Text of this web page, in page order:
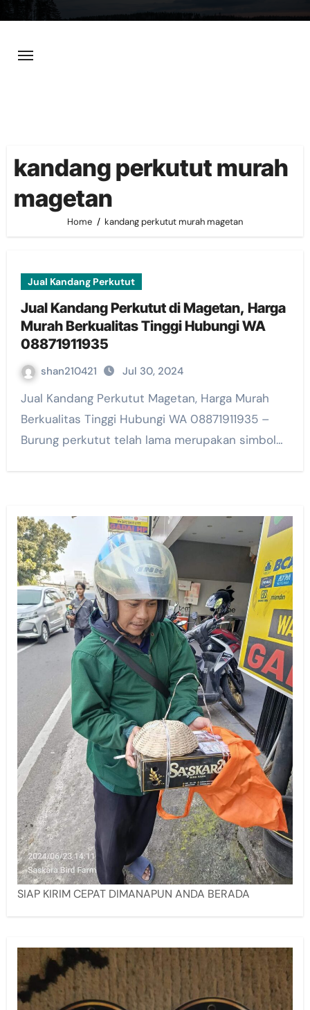
content
kandang perkutut murah
magetan
Home kandang perkutut murah magetan
Jual Kandang Perkutut
Jual Kandang Perkutut di Magetan, Harga
Murah Berkualitas Tinggi Hubungi WA
08871911935
shan210421 Jul 30, 2024
Jual Kandang Perkutut Magetan, Harga Murah
Berkualitas Tinggi Hubungi WA 08871911935 –
Burung perkutut telah lama merupakan simbol…
SIAP KIRIM CEPAT DIMANAPUN ANDA BERADA